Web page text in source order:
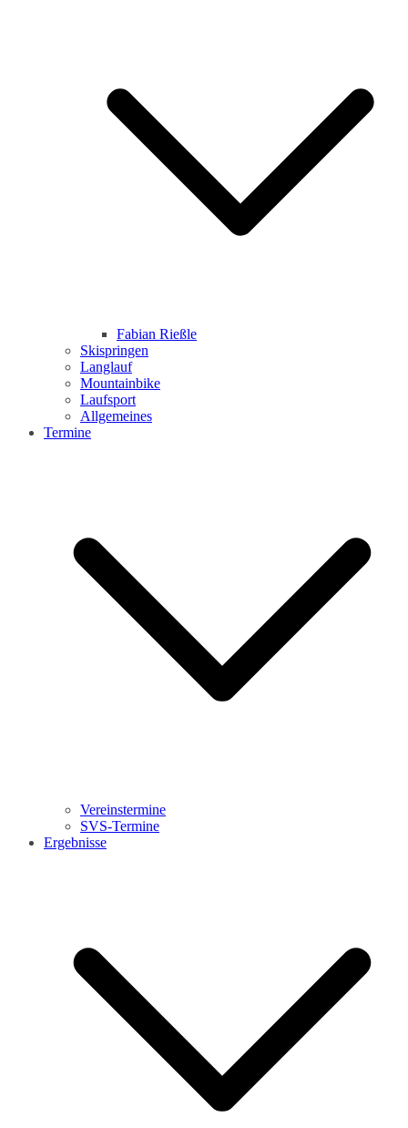
Fabian Rießle
Skispringen
Langlauf
Mountainbike
Laufsport
Allgemeines
Termine
Vereinstermine
SVS-Termine
Ergebnisse